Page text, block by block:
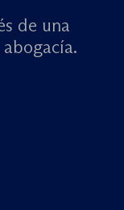
de una